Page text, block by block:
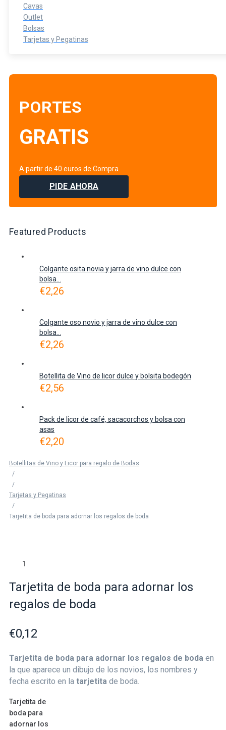
Cavas
Outlet
Bolsas
Tarjetas y Pegatinas
PORTES
GRATIS
A partir de 40 euros de Compra
PIDE AHORA
Featured Products
Colgante osita novia y jarra de vino dulce con
bolsa...
€2,26
Colgante oso novio y jarra de vino dulce con
bolsa...
€2,26
Botellita de Vino de licor dulce y bolsita bodegón
€2,56
Pack de licor de café, sacacorchos y bolsa con
asas
€2,20
Botellitas de Vino y Licor para regalo de Bodas
/
/
Tarjetas y Pegatinas
/
Tarjetita de boda para adornar los regalos de boda
Tarjetita de boda para adornar los
regalos de boda
€0,12
Tarjetita de boda para adornar los regalos de boda en
la que aparece un dibujo de los novios, los nombres y
fecha escrito en la tarjetita de boda.
Tarjetita de
boda para
adornar los